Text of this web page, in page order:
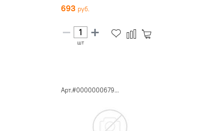
693
шт
Арт.#0000000679...